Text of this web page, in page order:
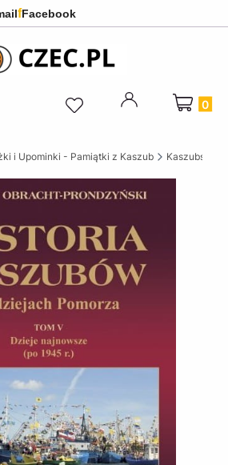
fFacebook
Produkty
i Upominki - Pamiątki z Kaszub Kaszubskie